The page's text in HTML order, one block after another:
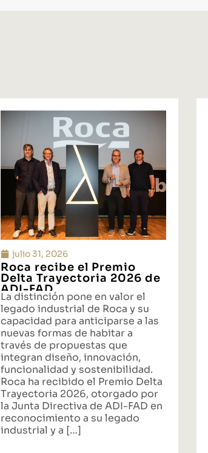
julio 31, 2026
Roca recibe el Premio
Delta Trayectoria 2026 de
ADI-FAD
La distinción pone en valor el
legado industrial de Roca y su
capacidad para anticiparse a las
nuevas formas de habitar a
través de propuestas que
integran diseño, innovación,
funcionalidad y sostenibilidad.
Roca ha recibido el Premio Delta
Trayectoria 2026, otorgado por
la Junta Directiva de ADI-FAD en
reconocimiento a su legado
industrial y a […]